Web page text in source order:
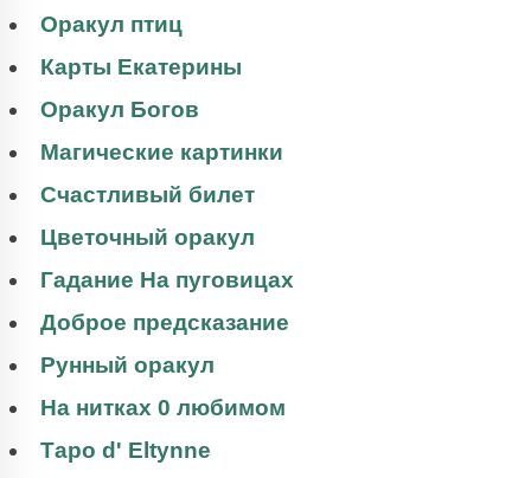
Оракул птиц
Карты Екатерины
Оракул Богов
Магические картинки
Счастливый билет
Цветочный оракул
Гадание На пуговицах
Доброе предсказание
Рунный оракул
На нитках 0 любимом
Таро d' Eltynne